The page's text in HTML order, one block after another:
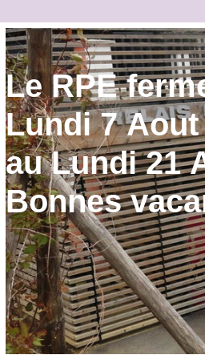
Le RPE
Lundi 7 Aout
au Lundi 21
Bonnes